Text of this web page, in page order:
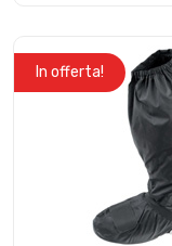
In offerta!